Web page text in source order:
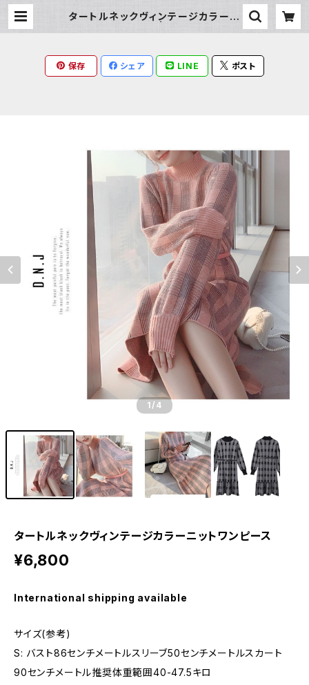
タートルネックヴィンテージカラーニ
保存 シェア LINE ポスト
1/4
タートルネックヴィンテージカラーニットワンピース
¥6,800
International shipping available
サイズ(参考)
S: バスト86センチメートルスリーブ50センチメートルスカート
90センチメートル推奨体重範囲40-47.5キロ